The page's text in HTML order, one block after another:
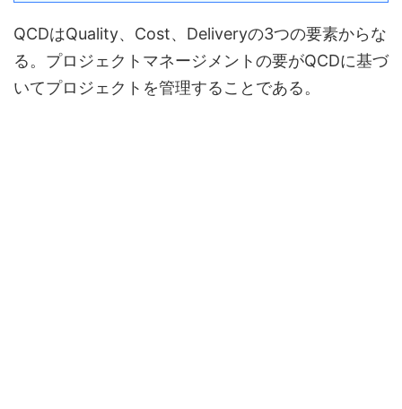
QCDはQuality、Cost、Deliveryの3つの要素からな
る。プロジェクトマネージメントの要がQCDに基づ
いてプロジェクトを管理することである。